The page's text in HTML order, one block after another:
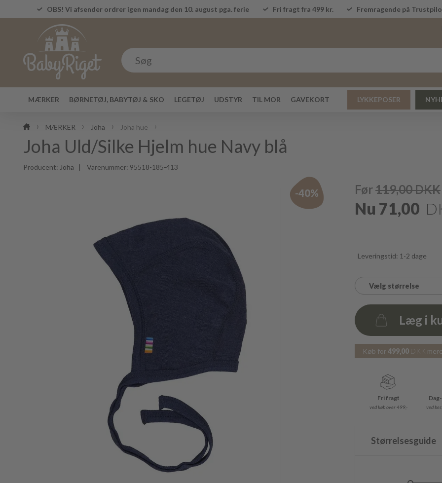
OBS! Vi afsender ordrer igen mandag den 10. august pga. ferie Fri fragt fra 499 kr. Fremragende på
MÆRKER BØRNETØJ, BABYTØJ & SKO LEGETØJ UDSTYR TIL MOR GAVEKORT LYKKEPOSER
MÆRKER Joha Joha hue
Joha Uld/Silke Hjelm hue Navy blå
Producent: Joha | Varenummer: 95518-185-413
-40% Før119,00DKK
Nu 71,00
Leveringstid: 1-2 dage
Vælg størrelse
Antal
Læg i
Køb for499,00 DKK
Fri fragt
ved køb over 499,- ved
Størrelsesguide